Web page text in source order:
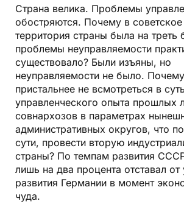
Страна велика. Проблемы
обостряются. Почему в
территория страны была на треть
проблемы неуправляемости
существовало? Были изъяны, но
неуправляемости не было.
пристальнее не всмотреться в суть
управленческого опыта прошлых
совнархозов в параметрах
административных округов, что
сути, провести вторую
страны? По темпам развития
лишь на два процента отставал от
развития Германии в момент
чуда.